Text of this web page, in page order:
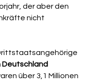
der aber den
nicht
über 3,1 Millionen